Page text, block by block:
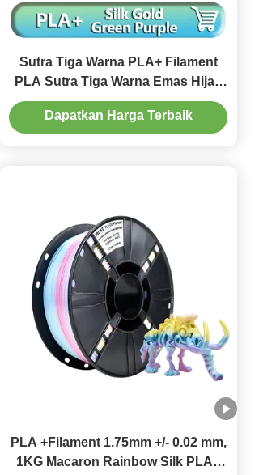
Sutra Tiga Warna PLA+ Filament
PLA Sutra Tiga Warna Emas Hijau
Ungu Sutra PLA 3D Printer
Filament 1.75mm
Dapatkan Harga Terbaik
PLA +Filament 1.75mm +/- 0.02 mm,
1KG Macaron Rainbow Silk PLA+